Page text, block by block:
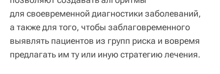
для своевременной диагностики заболеваний,
а также для того, чтобы заблаговременного
выявлять пациентов из групп риска и вовремя
предлагать им ту или иную стратегию лечения.